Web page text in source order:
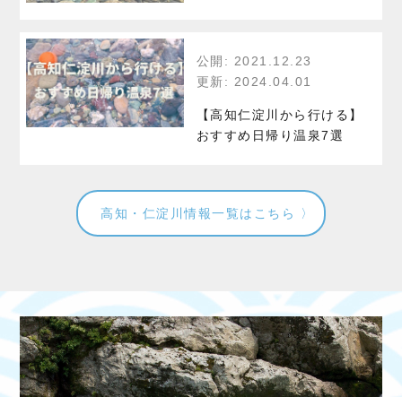
公開: 2021.12.23
更新: 2024.04.01
【高知仁淀川から行ける】
おすすめ日帰り温泉7選
高知・仁淀川情報一覧はこちら